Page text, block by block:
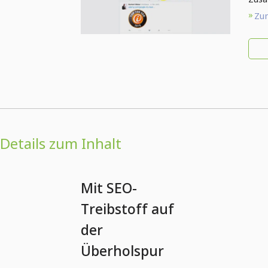
Details zum Inhalt
Mit SEO-
Treibstoff auf
der
Überholspur